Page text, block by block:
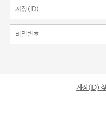
계정(ID)